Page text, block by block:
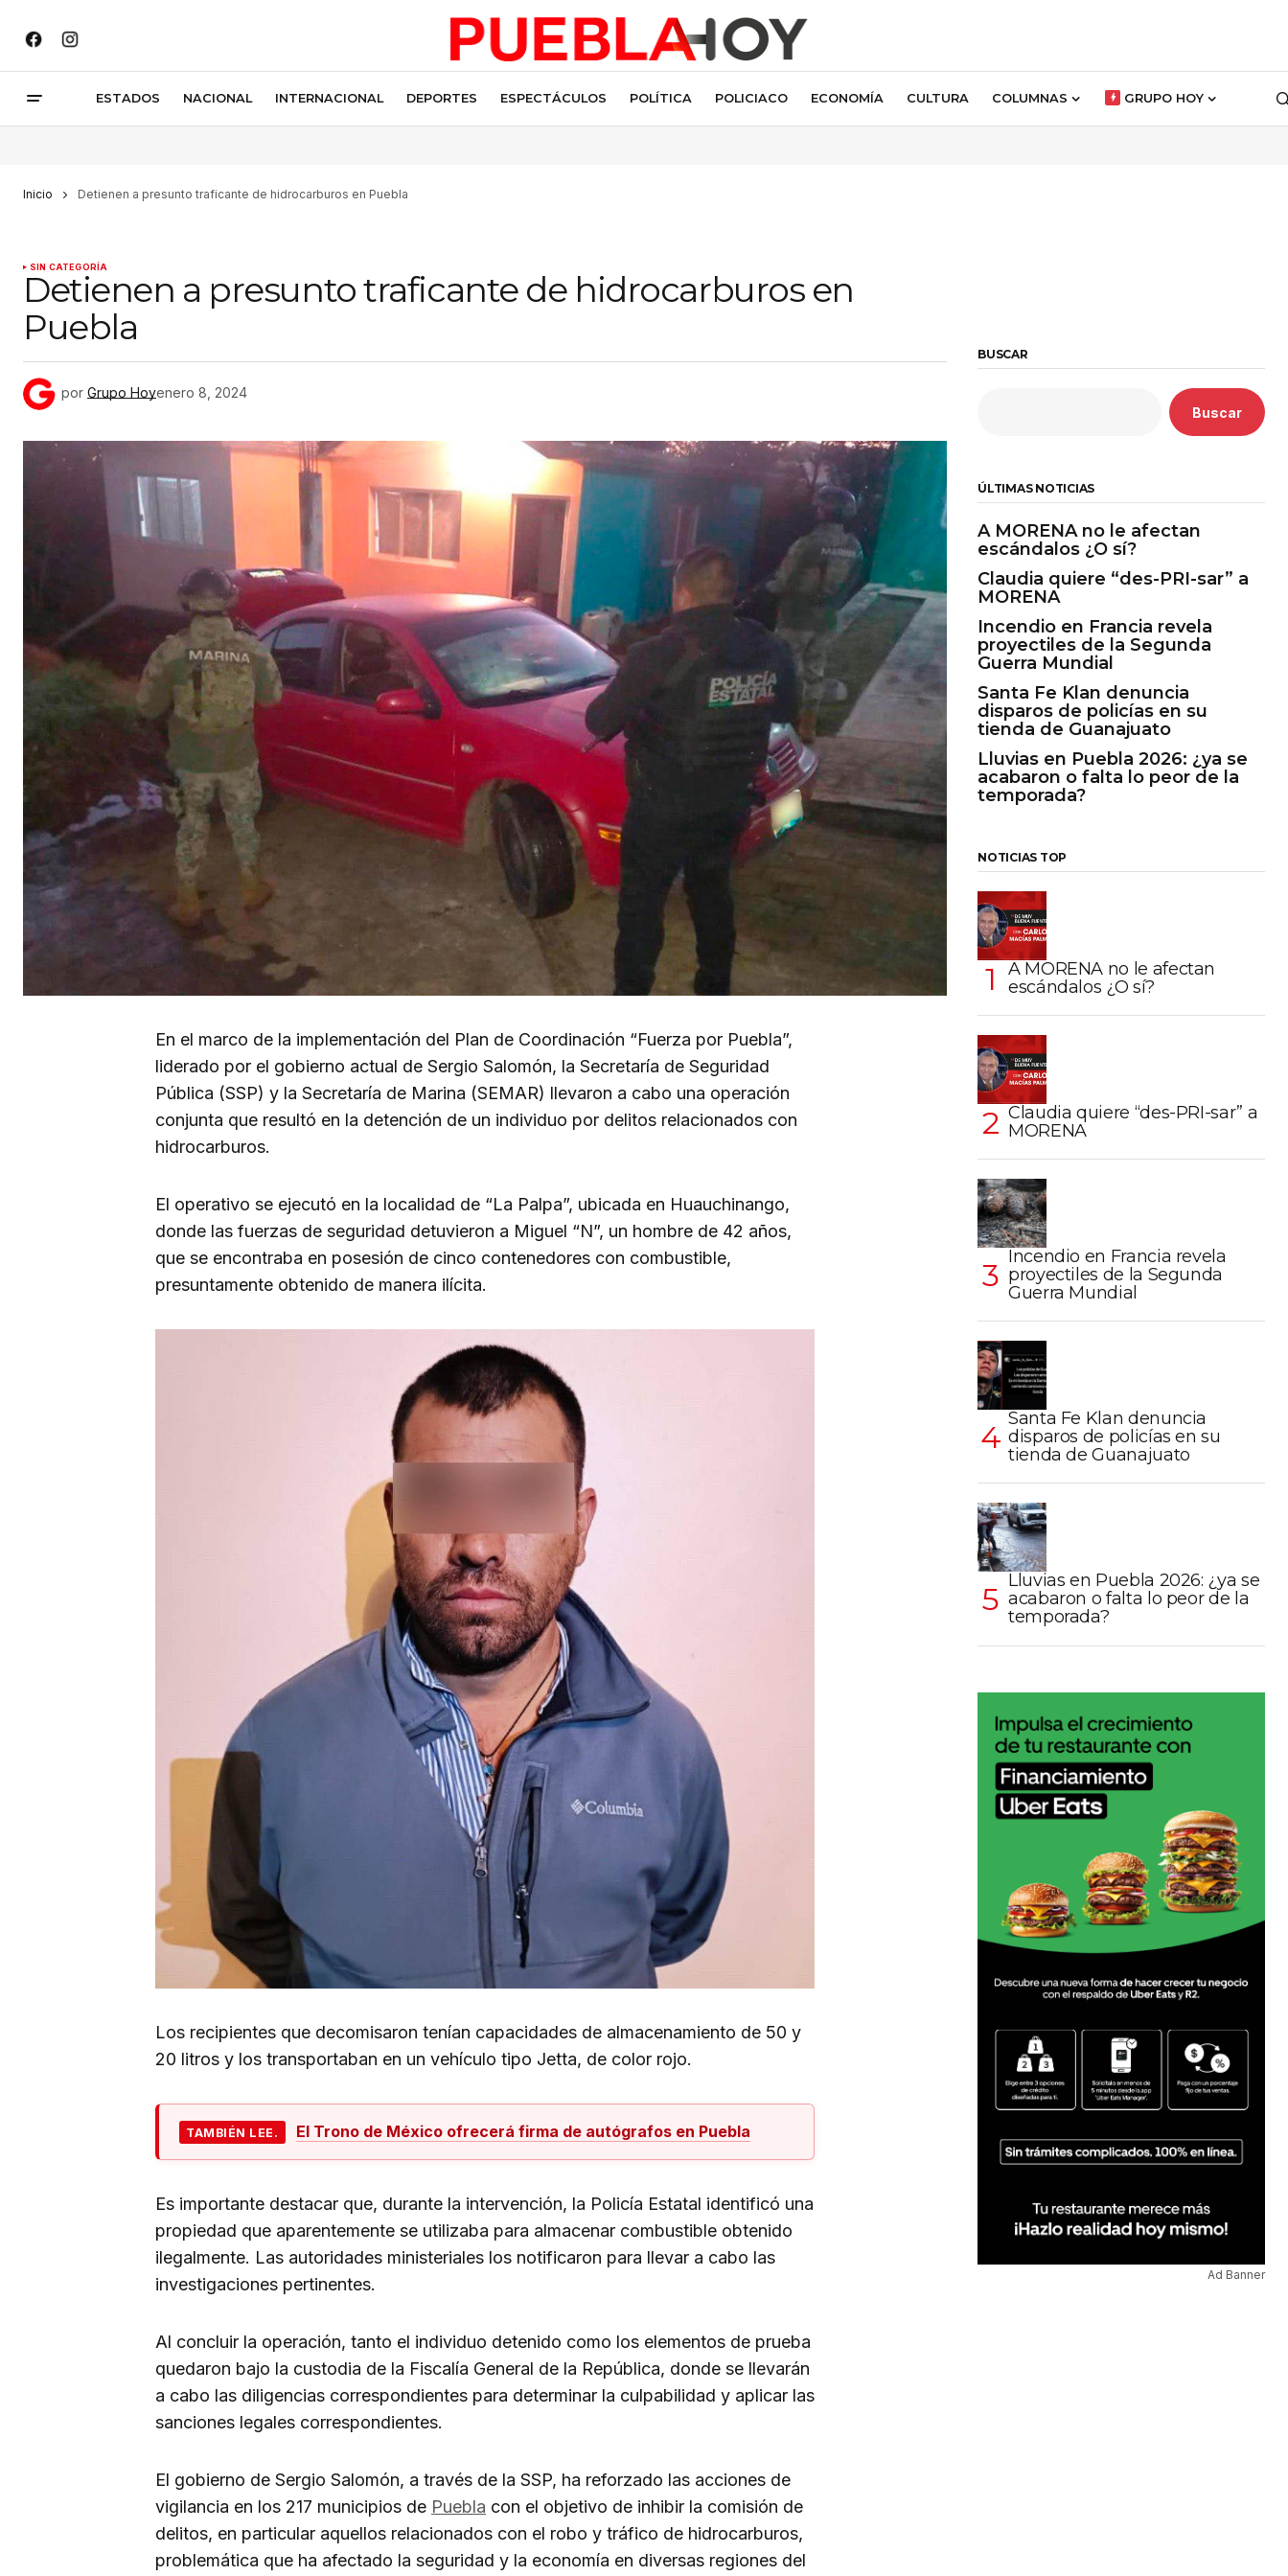
ESTADOS NACIONAL INTERNACIONAL DEPORTES ESPECTÁCULOS POLÍTICA POLICIACO ECONOMÍA CULTURA COLUMNAS GRUPO HOY
Inicio Detienen a presunto traficante de hidrocarburos en Puebla
SIN CATEGORÍA
Detienen a presunto traficante de hidrocarburos en
Puebla
por Grupo Hoyenero 8, 2024
En el marco de la implementación del Plan de Coordinación “Fuerza por Puebla”,
liderado por el gobierno actual de Sergio Salomón, la Secretaría de Seguridad
Pública (SSP) y la Secretaría de Marina (SEMAR) llevaron a cabo una operación
conjunta que resultó en la detención de un individuo por delitos relacionados con
hidrocarburos.
El operativo se ejecutó en la localidad de “La Palpa”, ubicada en Huauchinango,
donde las fuerzas de seguridad detuvieron a Miguel “N”, un hombre de 42 años,
que se encontraba en posesión de cinco contenedores con combustible,
presuntamente obtenido de manera ilícita.
Los recipientes que decomisaron tenían capacidades de almacenamiento de 50 y
20 litros y los transportaban en un vehículo tipo Jetta, de color rojo.
TAMBIÉN LEE. El Trono de México ofrecerá firma de autógrafos en Puebla
Es importante destacar que, durante la intervención, la Policía Estatal identificó una
propiedad que aparentemente se utilizaba para almacenar combustible obtenido
ilegalmente. Las autoridades ministeriales los notificaron para llevar a cabo las
investigaciones pertinentes.
Al concluir la operación, tanto el individuo detenido como los elementos de prueba
quedaron bajo la custodia de la Fiscalía General de la República, donde se llevarán
a cabo las diligencias correspondientes para determinar la culpabilidad y aplicar las
sanciones legales correspondientes.
El gobierno de Sergio Salomón, a través de la SSP, ha reforzado las acciones de
vigilancia en los 217 municipios de Puebla con el objetivo de inhibir la comisión de
delitos, en particular aquellos relacionados con el robo y tráfico de hidrocarburos,
problemática que ha afectado la seguridad y la economía en diversas regiones del
BUSCAR
Buscar
ÚLTIMAS NOTICIAS
A MORENA no le afectan
escándalos ¿O sí?
Claudia quiere “des-PRI-sar” a
MORENA
Incendio en Francia revela
proyectiles de la Segunda
Guerra Mundial
Santa Fe Klan denuncia
disparos de policías en su
tienda de Guanajuato
Lluvias en Puebla 2026: ¿ya se
acabaron o falta lo peor de la
temporada?
NOTICIAS TOP
A MORENA no le afectan
escándalos ¿O sí?
Claudia quiere “des-PRI-sar” a
MORENA
Incendio en Francia revela
proyectiles de la Segunda
Guerra Mundial
Santa Fe Klan denuncia
disparos de policías en su
tienda de Guanajuato
Lluvias en Puebla 2026: ¿ya se
acabaron o falta lo peor de la
temporada?
Ad Banner